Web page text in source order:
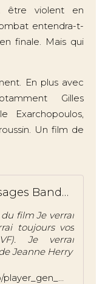
être violent en
entendra-t-
finale. Mais qui
En plus avec
Gilles
Exarchopoulos,
Un film de
Je verrai toujours vos visages Bande-annonce VF
film Je verrai
toujours vos
Je verrai
Jeanne Herry
https://www.allocine.fr/video/player_gen_cmedia=19599941&cfilm=299938.html